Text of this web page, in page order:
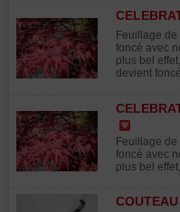
plein soleil.
croissance
plants
que +- 15/
superbe
plus de 50
Europe se
de Firma
Feuillage
foncé avec
plus bel
devient
pousses
feuille de +-
maturité.
variétés de
années. Pot
hauteur.
sa vigueur et
des USA de
Feuillage
foncé avec
plus bel
pousses
coloration